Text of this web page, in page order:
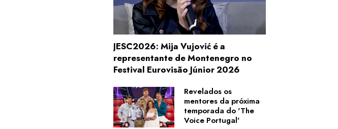
JESC2026: Mija Vujović é a
representante de Montenegro no
Festival Eurovisão Júnior 2026
Revelados os
mentores da próxima
temporada do 'The
Voice Portugal'